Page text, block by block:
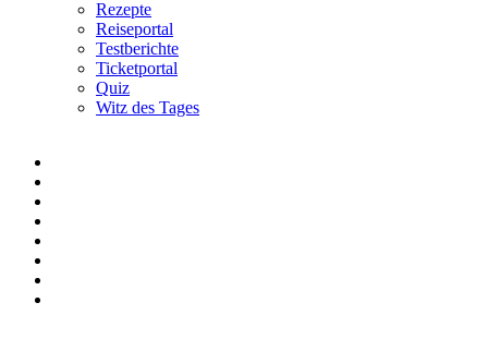
Rezepte
Reiseportal
Testberichte
Ticketportal
Quiz
Witz des Tages